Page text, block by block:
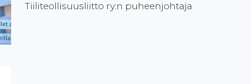
Tiiliteollisuusliitto ry:n puheenjohtaja